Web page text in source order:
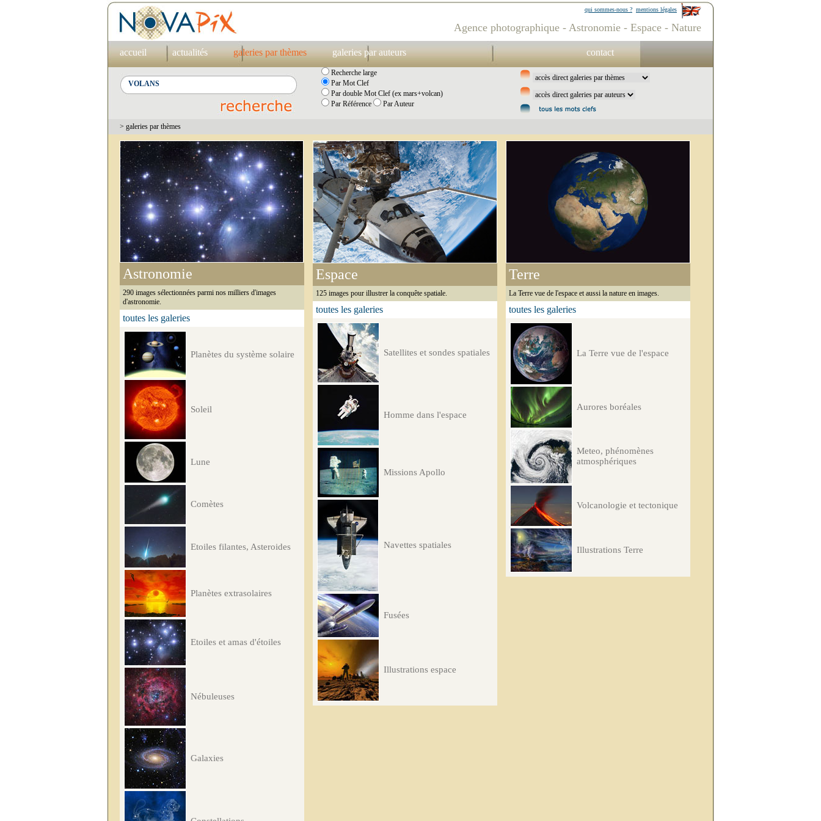
mentions légales
qui sommes-nous ?
Agence photographique - Astronomie - Espace - Nature
accueil actualités galeries par thèmes galeries par auteurs contact
Recherche large
Par Mot Clef
Par double Mot Clef (ex mars+volcan)
Par Référence
Par Auteur
> galeries par thèmes
Astronomie
290 images sélectionnées parmi nos milliers d'images
d'astronomie.
toutes les galeries
Planètes du système solaire
Soleil
Lune
Comètes
Etoiles filantes, Asteroides
Planètes extrasolaires
Etoiles et amas d'étoiles
Nébuleuses
Galaxies
Espace
125 images pour illustrer la conquête spatiale.
toutes les galeries
Satellites et sondes spatiales
Homme dans l'espace
Missions Apollo
Navettes spatiales
Fusées
Illustrations espace
Terre
La Terre vue de l'espace et aussi la nature en images.
toutes les galeries
La Terre vue de l'espace
Aurores boréales
Meteo, phénomènes
atmosphériques
Volcanologie et tectonique
Illustrations Terre